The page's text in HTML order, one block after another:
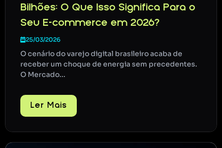
Bilhões: O Que Isso Significa Para o
Seu E-commerce em 2026?
25/03/2026
O cenário do varejo digital brasileiro acaba de
receber um choque de energia sem precedentes.
O Mercado...
Ler Mais